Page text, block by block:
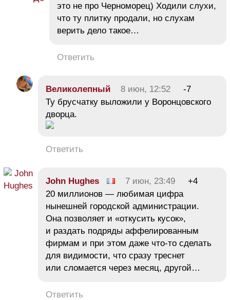
это не про Черноморец) Ходили слухи,
что ту плитку продали, но слухам
верить дело такое…
Ответить
Великолепный 8 июн, 12:52
-7
Ту брусчатку выложили у Воронцовского
дворца.
Ответить
John Hughes 7 июн, 23:49
+4
20 миллионов — любимая цифра
нынешней городской администрации.
Она позволяет и «откусить кусок»,
и раздать подряды аффелированным
фирмам и при этом даже что-то сделать
для видимости, что сразу треснет
или сломается через месяц, другой…
Ответить